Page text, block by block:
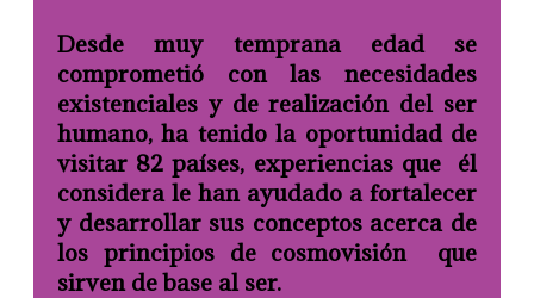
Desde muy temprana edad se
comprometió con las necesidades
existenciales y de realización del ser
humano, ha tenido la oportunidad de
visitar 82 países, experiencias que él
considera le han ayudado a fortalecer
y desarrollar sus conceptos acerca de
los principios de cosmovisión que
sirven de base al ser.